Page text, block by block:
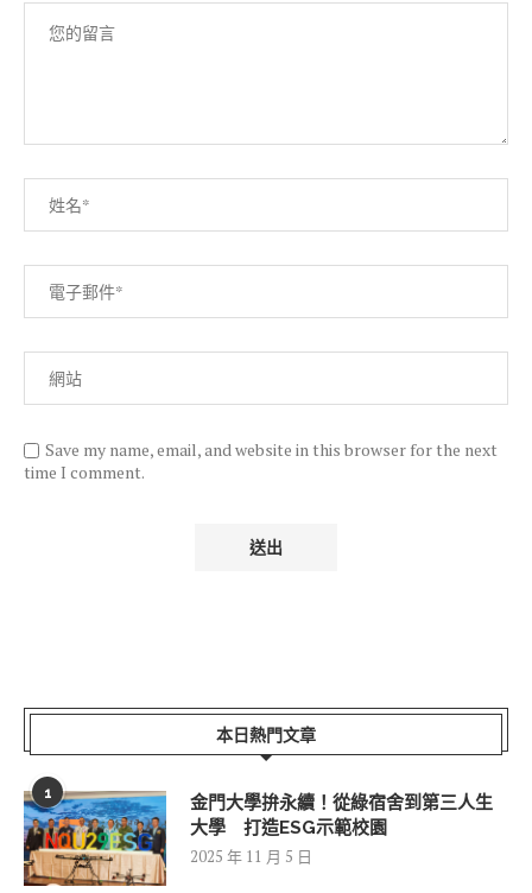
Save my name, email, and website in this browser for the next
time I comment.
本日熱門文章
1
金門大學拚永續！從綠宿舍到第三人生
大學 打造ESG示範校園
2025 年 11 月 5 日